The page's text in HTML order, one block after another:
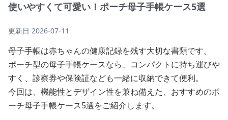
使いやすくて可愛い！ポーチ母子手帳ケース5選
更新日 2026-07-11
母子手帳は赤ちゃんの健康記録を残す大切な書類です。
ポーチ型の母子手帳ケースなら、コンパクトに持ち運びや
すく、診察券や保険証なども一緒に収納できて便利。
今回は、機能性とデザイン性を兼ね備えた、おすすめのポ
ーチ母子手帳ケース5選をご紹介します。